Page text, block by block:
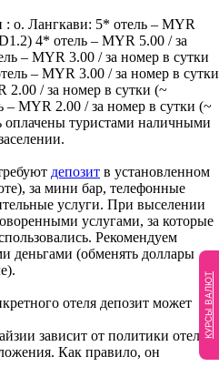
: о. Лангкави: 5* отель – MYR
4* отель – MYR 5.00 / за
– MYR 3.00 / за номер в сутки
– MYR 3.00 / за номер в сутки
/ за номер в сутки (~
MYR 2.00 / за номер в сутки (~
туристами наличными
депозит в установленном
за мини бар, телефонные
услуги. При выселении
услугами, за которые
Рекомендуем
деньгами (обменять доллары
отеля депозит может
зависит от политики отеля,
Как правило, он
КУРСЫ ВАЛЮТ